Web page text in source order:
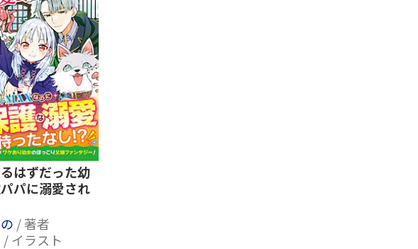
はずだった幼
パに溺愛され
/ 著者
/ イラスト